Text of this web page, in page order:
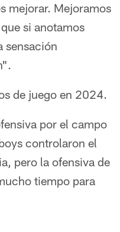
mejorar. Mejoramos
si anotamos
sensación
de juego en 2024.
por el campo
controlaron el
pero la ofensiva de
tiempo para